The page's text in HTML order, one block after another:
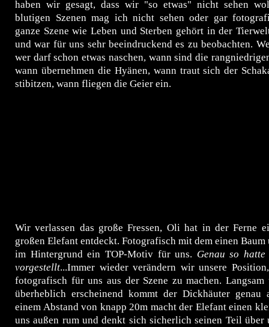
haben wir gesagt, dass wir "so etwas" nicht sehen
blutigen Szenen mag ich nicht sehen oder gar
ganze Szene wie Leben und Sterben gehört in der
und war für uns sehr beeindruckend es zu beobachten.
wer darf schon etwas naschen, wann sind die
wann übernehmen die Hyänen, wann traut sich der
stibitzen, wann fliegen die Geier ein.
Wir verlassen das große Fressen, Oli hat in der Ferne
großen Elefant entdeckt. Fotografisch mit dem einen Baum
im Hintergrund ein TOP-Motiv für uns. Genau so
vorgestellt...Immer wieder verändern wir unsere
fotografisch für uns aus der Szene zu machen. Langsam
überheblich erscheinend kommt der Dickhäuter
einem Abstand von knapp 20m macht der Elefant einen
uns außen rum und denkt sich sicherlich seinen Teil über